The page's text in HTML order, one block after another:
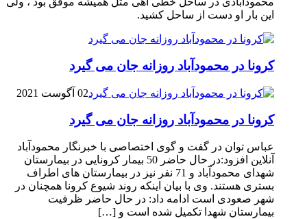
این بار او دست از ساحل کشید.
کرونا در محمودآباد روزانه جان می گیرد
02 آگوست 2021
کرونا در محمودآباد روزانه جان می گیرد
عباس توان در گفت و گوی اختصاصی با خبرنگار محمودآباد
آنلاین افزود:در حال حاضر 50 بیمار کرونایی در بیمارستان
شهدای محمودآباد و 71 نفر نیز در بیمارستان های اطراف
بستری هستند. وی با بیان اینکه روند شیوع کرونا همچنان در
شهر صعودی است ادامه داد: در حال حاضر ظرفیت
بیمارستان شهدا تکمیل شده است و […]